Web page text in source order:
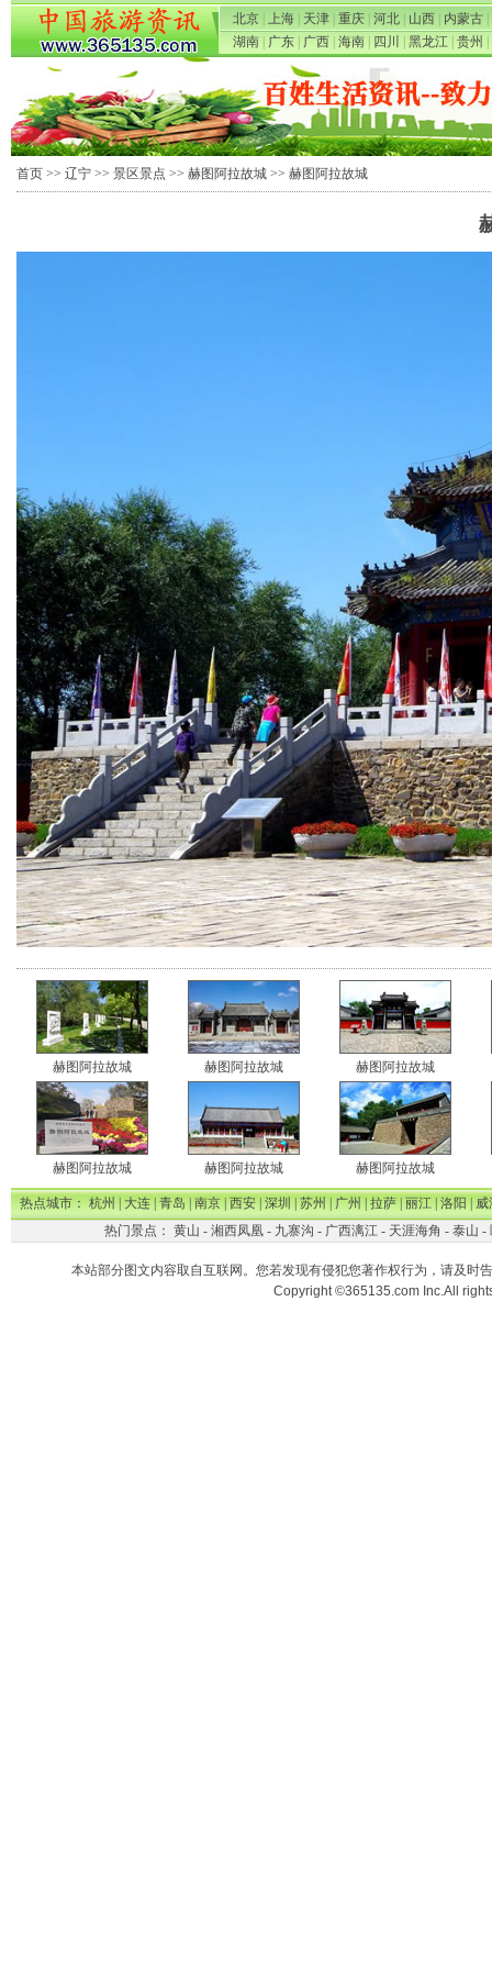
北京 上海 天津 重庆 河北 山西 内蒙古
湖南
广东 广西 海南 四川 黑龙江 贵州
首页 >> 辽宁 >> 景区景点 >> 赫图阿拉故城 >> 赫图阿拉故城
赫图阿拉故城 赫图阿拉故城 赫图阿拉故城
赫图阿拉故城 赫图阿拉故城 赫图阿拉故城
热点城市：杭州|大连|青岛|南京|西安|深圳|苏州|广州|拉萨|丽江|洛阳|威
热门景点： 黄山 - 湘西凤凰- 九寨沟 - 广西漓江- 天涯海角 - 泰山 -
本站部分图文内容取自互联网。您若发现有侵犯您著作权行为，请及时
Copyright ©365135.com Inc.All